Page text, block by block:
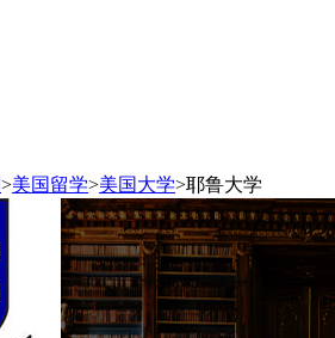
>美国留学>美国大学>耶鲁大学